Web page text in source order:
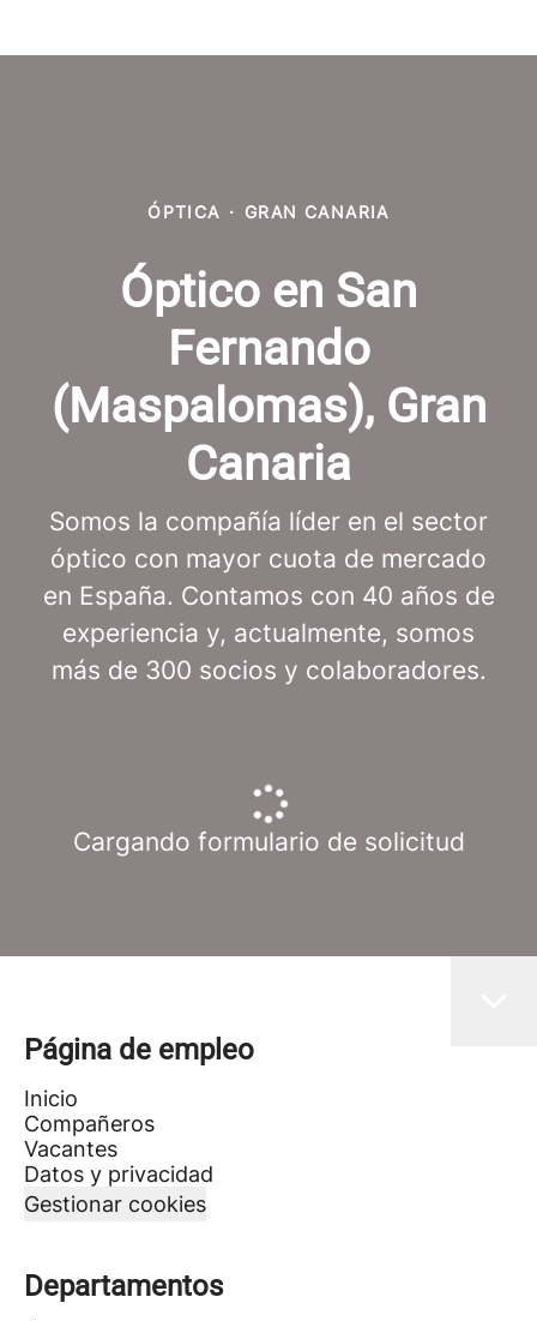
ÓPTICA · GRAN CANARIA
Óptico en San
Fernando
(Maspalomas), Gran
Canaria
Somos la compañía líder en el sector
óptico con mayor cuota de mercado
en España. Contamos con 40 años de
experiencia y, actualmente, somos
más de 300 socios y colaboradores.
Cargando formulario de solicitud
Página de empleo
Inicio
Compañeros
Vacantes
Datos y privacidad
Gestionar cookies
Departamentos